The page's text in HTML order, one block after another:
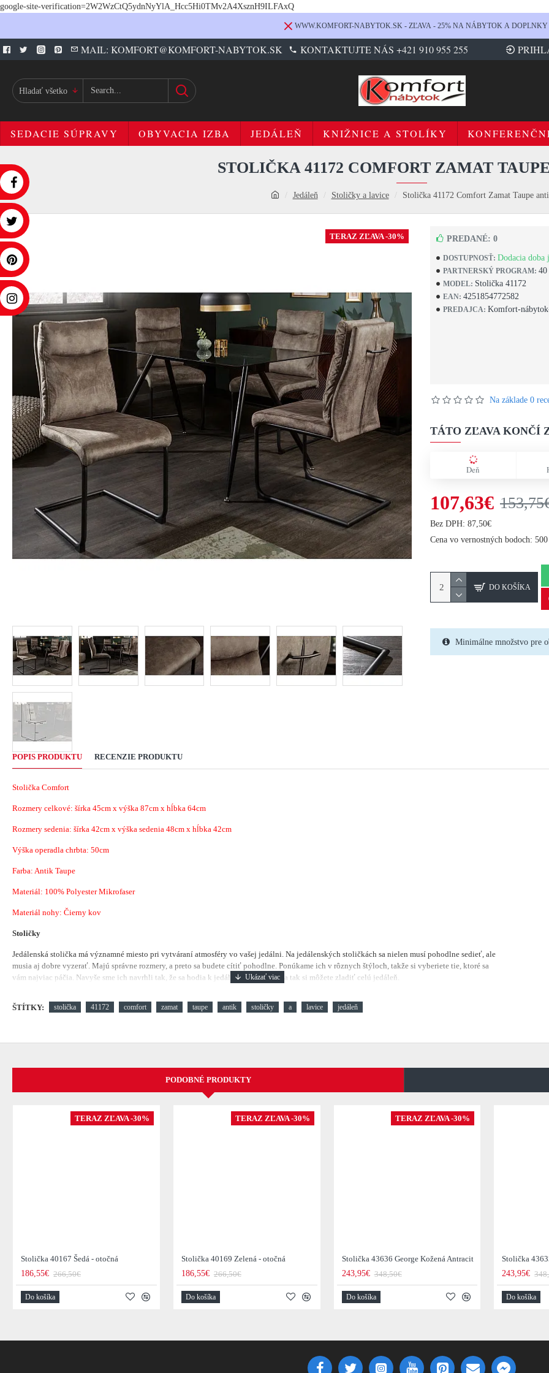
google-site-verification=2W2WzCtQ5ydnNyYlA_Hcc5Hi0TMv2A4XsznH9ILFAxQ
WWW.KOMFORT-NABYTOK.SK - ZĽAVA - 25% NA NÁBYTOK A DOPLNKY
MAIL: KOMFORT@KOMFORT-NABYTOK.SK KONTAKTUJTE NÁS +421 910 955 255
Hladať všetko
SEDACIE SÚPRAVY OBYVACIA IZBA JEDÁLEŇ KNIŽNICE A STOLÍKY
Jedáleň Stoličky a lavice Stolička 41172 Comfort Zamat Taupe
STOLIČKA 41172 COMFORT ZAMAT
TERAZ ZĽAVA -30%
DOSTUPNOSŤ: Dodacia doba
PARTNERSKÝ PROGRAM: 40
MODEL: Stolička 41172
EAN: 4251854772582
PREDAJCA: Komfort-
PREDANÉ: 0
Na základe 0
TÁTO ZĽAVA KONČÍ
Deň
107,63€
Bez DPH: 87,50€
Cena vo vernostných bodoch: 500
DO KOŠÍKA
Minimálne množstvo pre
POPIS PRODUKTU RECENZIE PRODUKTU
Stolička Comfort
Rozmery celkové: šírka 45cm x výška 87cm x hĺbka 64cm
Rozmery sedenia: šírka 42cm x výška sedenia 48cm x hĺbka 42cm
Výška operadla chrbta: 50cm
Farba: Antik Taupe
Materiál: 100% Polyester Mikrofaser
Materiál nohy: Čierny kov
Stoličky
Jedálenská stolička má významné miesto pri vytváraní atmosféry vo vašej jedálni. Na jedálenských stoličkách sa nielen musí pohodlne sedieť, ale
musia aj dobre vyzerať. Majú správne rozmery, a preto sa budete cítiť pohodlne. Ponúkame ich v rôznych štýloch, takže si vyberiete tie, ktoré sa
vám najviac páčia. Navyše sme ich navrhli tak, že sa hodia k jedálenským stolom, a tak si môžete zladiť celú jedáleň.
ŠTÍTKY: stolička 41172 comfort zamat taupe antik stoličky a lavice jedáleň
PODOBNÉ PRODUKTY
TERAZ ZĽAVA -30%
Stolička 40167 Šedá - otočná
186,55€ 266,50€
Do košíka
TERAZ ZĽAVA -30%
Stolička 40169 Zelená - otočná
186,55€ 266,50€
Do košíka
TERAZ ZĽAVA -30%
Stolička 43636 George Kožená Antracit
243,95€ 348,50€
Do košíka
Stolička
243,95€
Do košíka